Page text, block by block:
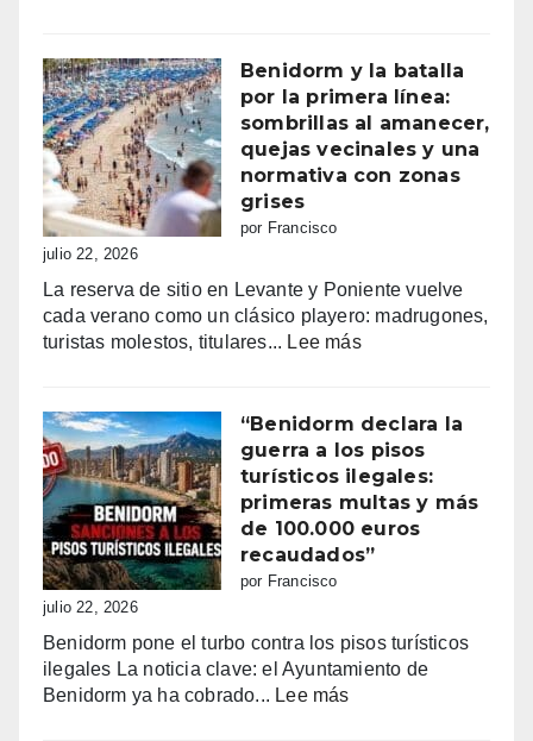
patronales
Consulta
la
programación
completa
de
Cristianos
de
Villajoyosa
Benidorm y la batalla
por la primera línea:
sombrillas al amanecer,
quejas vecinales y una
normativa con zonas
grises
por Francisco
julio 22, 2026
La reserva de sitio en Levante y Poniente vuelve
cada verano como un clásico playero: madrugones,
turistas molestos, titulares... Lee más:
la
batalla
por
la
primera
línea:
quejas
vecinales
“Benidorm declara la
guerra a los pisos
turísticos ilegales:
primeras multas y más
de 100.000 euros
recaudados”
por Francisco
julio 22, 2026
Benidorm pone el turbo contra los pisos turísticos
ilegales La noticia clave: el Ayuntamiento de
Benidorm ya ha cobrado... Lee más: